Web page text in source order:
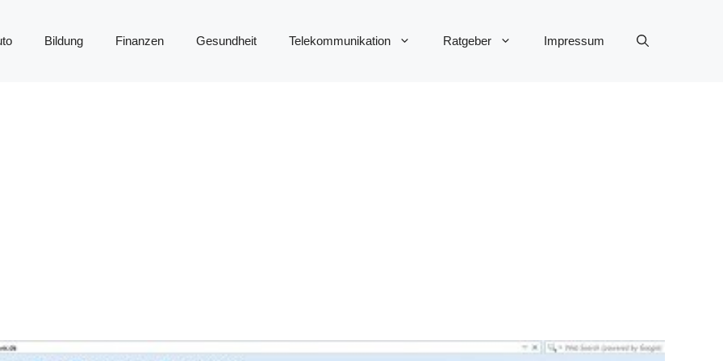
Bildung Finanzen Gesundheit Telekommunikation Ratgeber Impressum